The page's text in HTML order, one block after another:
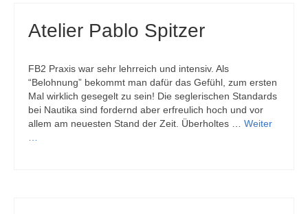
Atelier Pablo Spitzer
FB2 Praxis war sehr lehrreich und intensiv. Als
“Belohnung” bekommt man dafür das Gefühl, zum ersten
Mal wirklich gesegelt zu sein! Die seglerischen Standards
bei Nautika sind fordernd aber erfreulich hoch und vor
allem am neuesten Stand der Zeit. Überholtes … Weiter